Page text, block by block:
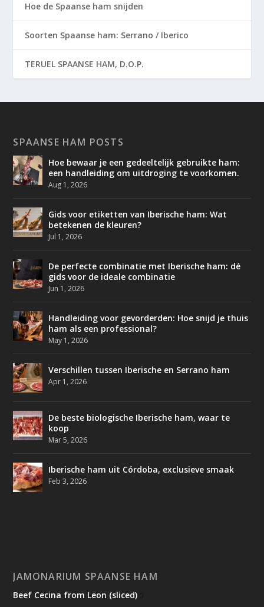
Hoe de Spaanse ham snijden
Soorten Spaanse ham: Serrano / Iberico
TERUEL SPAANSE HAM, D.O.P.
SPAANSE HAM POSTS
Hoe bewaar je een gedeeltelijk gebruikte ham:
een handleiding om uitdroging te voorkomen.
Aug 1, 2026
Gids voor etiketten van Iberische ham: Wat
betekenen de kleuren?
Jul 1, 2026
De perfecte combinatie met Iberische ham: dé
gids voor de ideale combinatie
Jun 1, 2026
Handleiding voor gevorderden: Hoe snijd je thuis
ham als een professional?
May 1, 2026
Verschillen tussen Iberische en Serrano ham
Apr 1, 2026
De beste biologische Iberische ham, waar te
koop
Mar 5, 2026
Iberische ham uit Córdoba, exclusieve smaak
Feb 3, 2026
JAMONARIUM SPAANSE HAM
Beef Cecina from Leon (sliced)